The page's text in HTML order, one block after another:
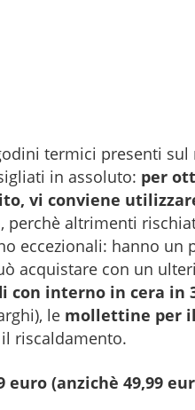
termici presenti sul
in assoluto: per
vi conviene
, perchè altrimenti
eccezionali: hanno un
acquistare con un
con interno in cera in
le mollettine per
riscaldamento.
(anzichè 49,99